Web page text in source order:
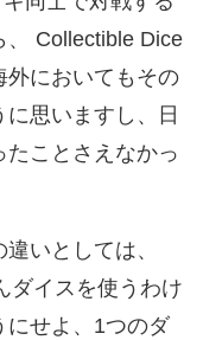
、 Collectible Dice
外においてもその
思いますし、日
ことさえなかっ
いとしては、
ダイスを使うわけ
にせよ、1つのダ